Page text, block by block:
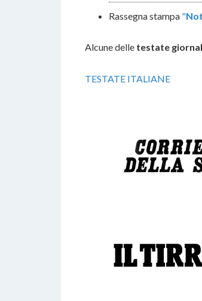
Rassegna stampa "
Alcune delle testate
TESTATE ITALIANE